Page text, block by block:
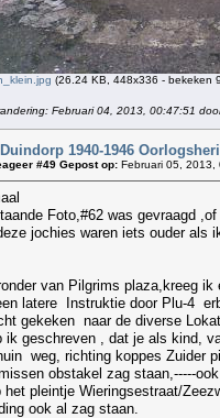
(26.24 KB, 448x336 - bekeken
Februari 04, 2013, 00:47:51
1940-1946
#49 Gepost op: Februari 05, 2013,
Foto,#62 was gevraagd
jochies waren iets ouder als
van Pilgrims plaza,kreeg
latere Instruktie door Plu-4
gekeken naar de diverse
ik geschreven , dat je als kind,
weg, richting koppes Zuider
obstakel zag staan,-----
het pleintje Wieringsestraat/
ook al zag staan.